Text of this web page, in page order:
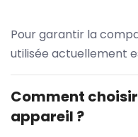
Pour garantir la
utilisée actuellement
Comment
appareil ?